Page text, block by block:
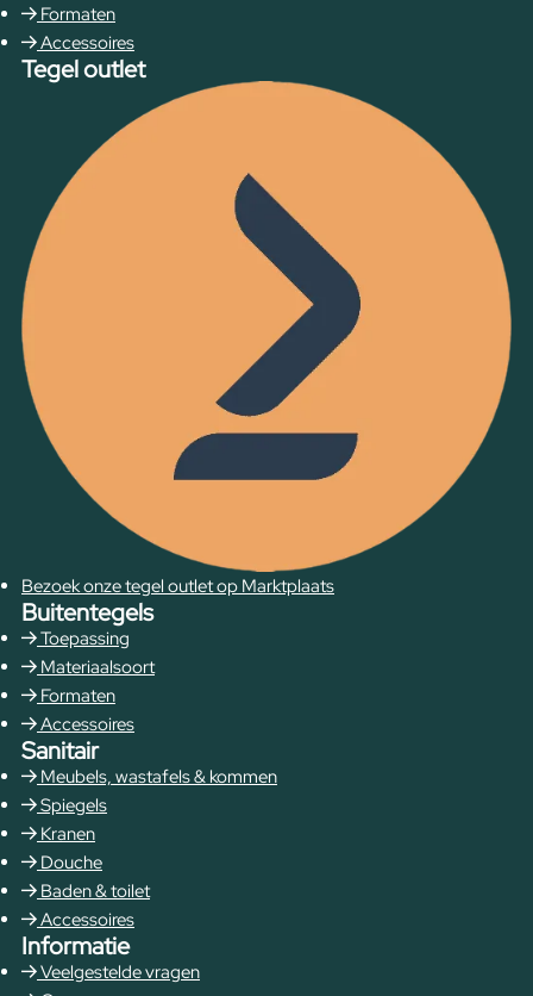
Formaten
Accessoires
Tegel outlet
Bezoek onze tegel outlet op Marktplaats
Buitentegels
Toepassing
Materiaalsoort
Formaten
Accessoires
Sanitair
Meubels, wastafels & kommen
Spiegels
Kranen
Douche
Baden & toilet
Accessoires
Informatie
Veelgestelde vragen